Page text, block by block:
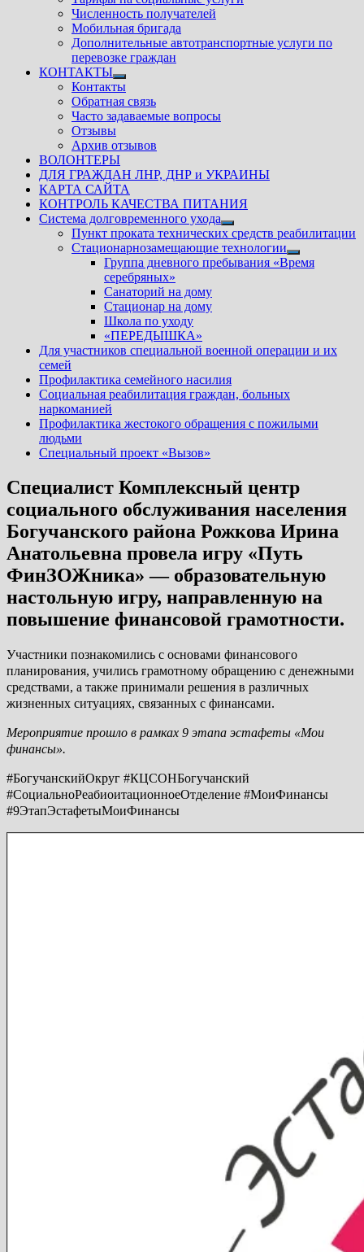
Численность получателей
Мобильная бригада
Дополнительные автотранспортные услуги по
перевозке граждан
КОНТАКТЫ
Показать
подменю
Контакты
Обратная связь
Часто задаваемые вопросы
Отзывы
Архив отзывов
ВОЛОНТЕРЫ
ДЛЯ ГРАЖДАН ЛНР, ДНР и УКРАИНЫ
КАРТА САЙТА
КОНТРОЛЬ КАЧЕСТВА ПИТАНИЯ
Система долговременного ухода
Показать
подменю
Пункт проката технических средств реабилитации
Стационарнозамещающие технологии
Показать
подменю
Группа дневного пребывания «Время
серебряных»
Санаторий на дому
Стационар на дому
Школа по уходу
«ПЕРЕДЫШКА»
Для участников специальной военной операции и их
семей
Профилактика семейного насилия
Социальная реабилитация граждан, больных
наркоманией
Профилактика жестокого обращения с пожилыми
людьми
Специальный проект «Вызов»
Специалист Комплексный центр
социального обслуживания населения
Богучанского района Рожкова Ирина
Анатольевна провела игру «Путь
ФинЗОЖника» — образовательную
настольную игру, направленную на
повышение финансовой грамотности.
Участники познакомились с основами финансового
планирования, учились грамотному обращению с денежными
средствами, а также принимали решения в различных
жизненных ситуациях, связанных с финансами.
Мероприятие прошло в рамках 9 этапа эстафеты «Мои
финансы».
#БогучанскийОкруг #КЦСОНБогучанский
#СоциальноРеабиоитационноеОтделение #МоиФинансы
#9ЭтапЭстафетыМоиФинансы